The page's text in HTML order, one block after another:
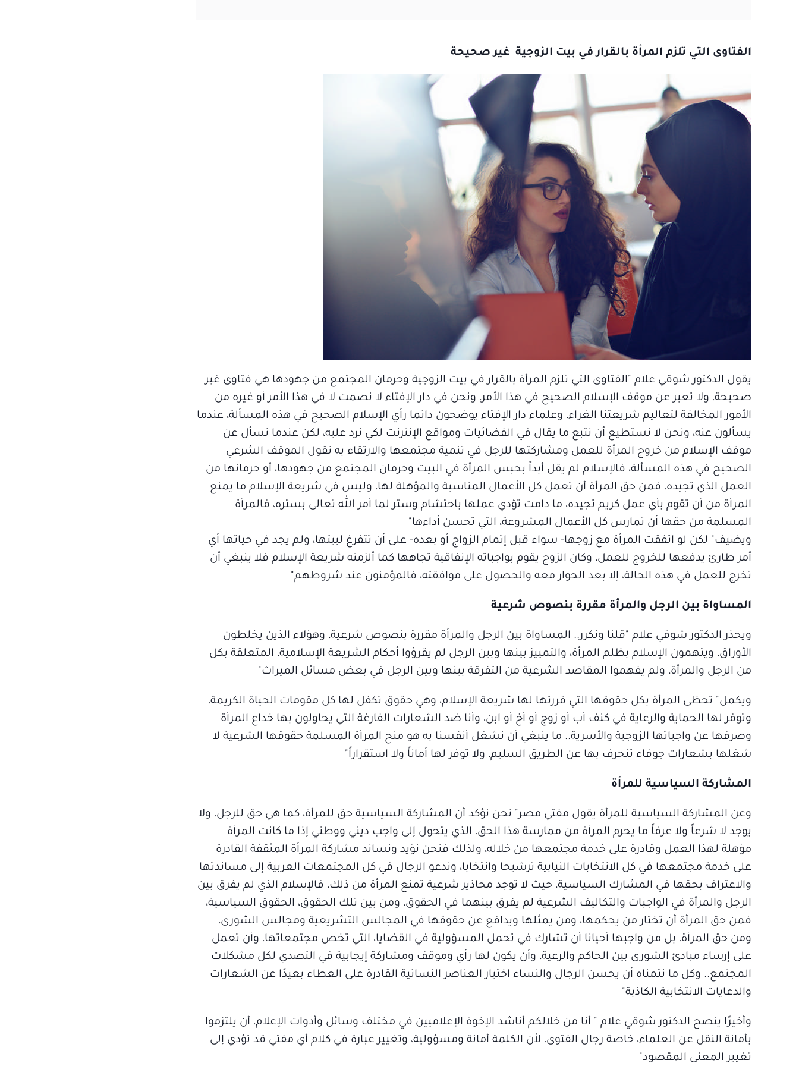
الفتاوى التي تلزم المرأة بالقرار في بيت الزوجية غير صحيحة
يقول الدكتور شوقي علام "الفتاوى التي تلزم المرأة بالقرار في بيت الزوجية وحرمان المجتمع من جهودها هي فتاوى غير
صحيحة، ولا تعبر عن موقف الإسلام الصحيح في هذا الأمر، ونحن في دار الإفتاء لا نصمت لا في هذا الأمر أو غيره من
الأمور المخالفة لتعاليم شريعتنا الغراء، وعلماء دار الإفتاء يوضحون دائما رأي الإسلام الصحيح في هذه المسألة، عندما
يسألون عنه، ونحن لا نستطيع أن نتبع ما يقال في الفضائيات ومواقع الإنترنت لكي نرد عليه، لكن عندما نسأل عن
موقف الإسلام من خروج المرأة للعمل ومشاركتها للرجل في تنمية مجتمعها والارتقاء به نقول الموقف الشرعي
الصحيح في هذه المسألة، فالإسلام لم يقل أبداً بحبس المرأة في البيت وحرمان المجتمع من جهودها، أو حرمانها من
العمل الذي تجيده، فمن حق المرأة أن تعمل كل الأعمال المناسبة والمؤهلة لها، وليس في شريعة الإسلام ما يمنع
المرأة من أن تقوم بأي عمل كريم تجيده، ما دامت تؤدي عملها باحتشام وستر لما أمر الله تعالى بستره، فالمرأة
المسلمة من حقها أن تمارس كل الأعمال المشروعة، التي تحسن أداءها"
ويضيف" لكن لو اتفقت المرأة مع زوجها- سواء قبل إتمام الزواج أو بعده- على أن تتفرغ لبيتها، ولم يجد في حياتها أي
أمر طارئ يدفعها للخروج للعمل، وكان الزوج يقوم بواجباته الإنفاقية تجاهها كما ألزمته شريعة الإسلام فلا ينبغي أن
تخرج للعمل في هذه الحالة، إلا بعد الحوار معه والحصول على موافقته، فالمؤمنون عند شروطهم"
المساواة بين الرجل والمرأة مقررة بنصوص شرعية
ويحذر الدكتور شوقي علام "قلنا ونكرر.. المساواة بين الرجل والمرأة مقررة بنصوص شرعية، وهؤلاء الذين يخلطون
الأوراق، ويتهمون الإسلام بظلم المرأة، والتمييز بينها وبين الرجل لم يقرؤوا أحكام الشريعة الإسلامية، المتعلقة بكل
من الرجل والمرأة، ولم يفهموا المقاصد الشرعية من التفرقة بينها وبين الرجل في بعض مسائل الميراث"
ويكمل" تحظى المرأة بكل حقوقها التي قررتها لها شريعة الإسلام، وهي حقوق تكفل لها كل مقومات الحياة الكريمة،
وتوفر لها الحماية والرعاية في كنف أب أو زوج أو أخ أو ابن، وأنا ضد الشعارات الفارغة التي يحاولون بها خداع المرأة
وصرفها عن واجباتها الزوجية والأسرية.. ما ينبغي أن نشغل أنفسنا به هو منح المرأة المسلمة حقوقها الشرعية لا
شغلها بشعارات جوفاء تنحرف بها عن الطريق السليم، ولا توفر لها أماناً ولا استقراراً"
المشاركة السياسية للمرأة
وعن المشاركة السياسية للمرأة يقول مفتي مصر" نحن نؤكد أن المشاركة السياسية حق للمرأة، كما هي حق للرجل، ولا
يوجد لا شرعاً ولا عرفاً ما يحرم المرأة من ممارسة هذا الحق، الذي يتحول إلى واجب ديني ووطني إذا ما كانت المرأة
مؤهلة لهذا العمل وقادرة على خدمة مجتمعها من خلاله، ولذلك فنحن نؤيد ونساند مشاركة المرأة المثقفة القادرة
على خدمة مجتمعها في كل الانتخابات النيابية ترشيحا وانتخابا، وندعو الرجال في كل المجتمعات العربية إلى مساندتها
والاعتراف بحقها في المشارك السياسية، حيث لا توجد محاذير شرعية تمنع المرأة من ذلك، فالإسلام الذي لم يفرق بين
الرجل والمرأة في الواجبات والتكاليف الشرعية لم يفرق بينهما في الحقوق، ومن بين تلك الحقوق، الحقوق السياسية،
فمن حق المرأة أن تختار من يحكمها، ومن يمثلها ويدافع عن حقوقها في المجالس التشريعية ومجالس الشورى،
ومن حق المرأة، بل من واجبها أحيانا أن تشارك في تحمل المسؤولية في القضايا، التي تخص مجتمعاتها، وأن تعمل
على إرساء مبادئ الشورى بين الحاكم والرعية، وأن يكون لها رأي وموقف ومشاركة إيجابية في التصدي لكل مشكلات
المجتمع.. وكل ما نتمناه أن يحسن الرجال والنساء اختيار العناصر النسائية القادرة على العطاء بعيدًا عن الشعارات
والدعايات الانتخابية الكاذبة"
وأخيرًا ينصح الدكتور شوقي علام " أنا من خلالكم أناشد الإخوة الإعلاميين في مختلف وسائل وأدوات الإعلام، أن يلتزموا
بأمانة النقل عن العلماء، خاصة رجال الفتوى، لأن الكلمة أمانة ومسؤولية، وتغيير عبارة في كلام أي مفتي قد تؤدي إلى
تغيير المعنى المقصود"